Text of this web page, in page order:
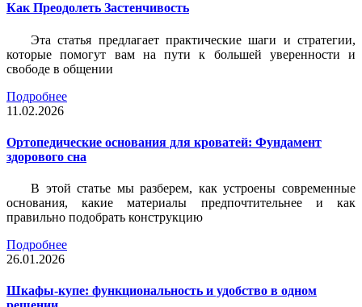
Как Преодолеть Застенчивость
Эта статья предлагает практические шаги и стратегии,
которые помогут вам на пути к большей уверенности и
свободе в общении
Подробнее
11.02.2026
Ортопедические основания для кроватей: Фундамент
здорового сна
В этой статье мы разберем, как устроены современные
основания, какие материалы предпочтительнее и как
правильно подобрать конструкцию
Подробнее
26.01.2026
Шкафы-купе: функциональность и удобство в одном